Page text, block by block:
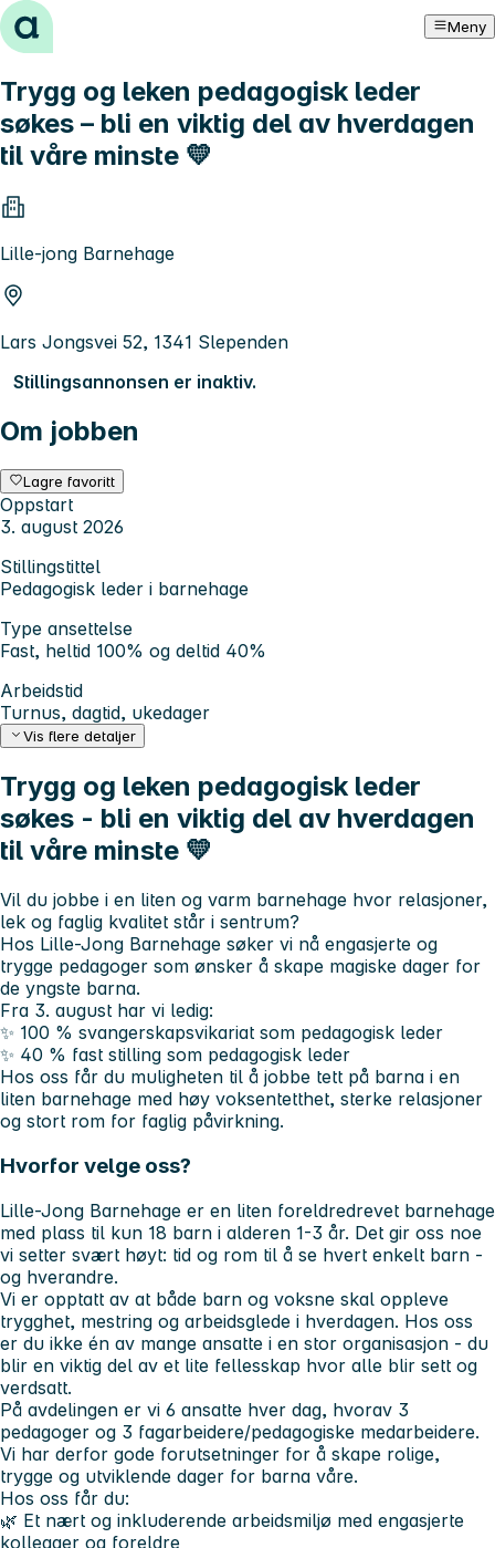
Hopp til innhold Meny
Trygg og leken pedagogisk leder
søkes – bli en viktig del av hverdagen
til våre minste 💛
Lille-jong Barnehage
Lars Jongsvei 52, 1341 Slependen
Stillingsannonsen er inaktiv.
Om jobben
Lagre favoritt
Oppstart
3. august 2026
Stillingstittel
Pedagogisk leder i barnehage
Type ansettelse
Fast, heltid 100% og deltid 40%
Arbeidstid
Turnus, dagtid, ukedager
Vis flere detaljer
Trygg og leken pedagogisk leder
søkes - bli en viktig del av hverdagen
til våre minste 💛
Vil du jobbe i en liten og varm barnehage hvor relasjoner,
lek og faglig kvalitet står i sentrum?
Hos Lille-Jong Barnehage søker vi nå engasjerte og
trygge pedagoger som ønsker å skape magiske dager for
de yngste barna.
Fra 3. august har vi ledig:
✨ 100 % svangerskapsvikariat som pedagogisk leder
✨ 40 % fast stilling som pedagogisk leder
Hos oss får du muligheten til å jobbe tett på barna i en
liten barnehage med høy voksentetthet, sterke relasjoner
og stort rom for faglig påvirkning.
Hvorfor velge oss?
Lille-Jong Barnehage er en liten foreldredrevet barnehage
med plass til kun 18 barn i alderen 1-3 år. Det gir oss noe
vi setter svært høyt: tid og rom til å se hvert enkelt barn -
og hverandre.
Vi er opptatt av at både barn og voksne skal oppleve
trygghet, mestring og arbeidsglede i hverdagen. Hos oss
er du ikke én av mange ansatte i en stor organisasjon - du
blir en viktig del av et lite fellesskap hvor alle blir sett og
verdsatt.
På avdelingen er vi 6 ansatte hver dag, hvorav 3
pedagoger og 3 fagarbeidere/pedagogiske medarbeidere.
Vi har derfor gode forutsetninger for å skape rolige,
trygge og utviklende dager for barna våre.
Hos oss får du:
🌿 Et nært og inkluderende arbeidsmiljø med engasjerte
kollegaer og foreldre